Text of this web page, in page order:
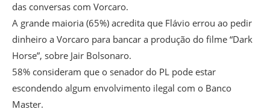
das conversas com Vorcaro.
A grande maioria (65%) acredita que Flávio errou ao pedir
dinheiro a Vorcaro para bancar a produção do filme “Dark
Horse”, sobre Jair Bolsonaro.
58% consideram que o senador do PL pode estar
escondendo algum envolvimento ilegal com o Banco
Master.